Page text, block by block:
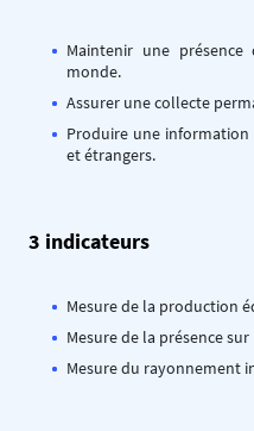
Maintenir une
monde.
Assurer une collecte
Produire une information
et étrangers.
3 indicateurs
Mesure de la production
Mesure de la présence
Mesure du rayonnement